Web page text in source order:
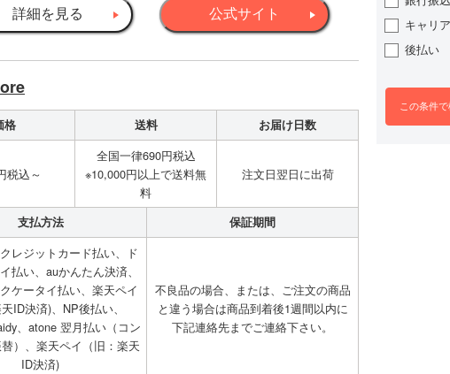
詳細を見る 公式サイト
格 送料 お届け日数
税込～
全国一律690円税込
※10,000円以上で送料無
料
注文日翌日に出荷
支払方法 保証期間
レジットカード払い、ド
払い、auかんたん決済、
ケータイ払い、楽天ペイ
天ID決済)、NP後払い、
、atone 翌月払い（コン
）、楽天ペイ（旧：楽天
ID決済)
不良品の場合、または、ご注文の商品
と違う場合は商品到着後1週間以内に
下記連絡先までご連絡下さい。
キャリ
後払い